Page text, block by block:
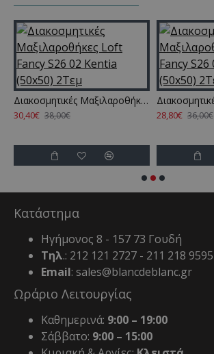
Διακοσμητικές Μαξιλαροθήκες Loft Fancy S26 02 Kentia (50x50) 2Τεμ
30,40€ 38,00€ 28,80€ 36,00€
Κατάστημα
Ηγήμονος 8 - 157 73 Γουδή
Τηλ.: 212 121 2727 - 211 218 9595
Email: sales@blancdeblanc.gr
Ωράριο Λειτουργίας
Καθημερινά: 9:00 – 19:00
Σάββατο: 9:00 – 15:00